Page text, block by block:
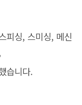
피싱, 스미싱, 메신
습니다.